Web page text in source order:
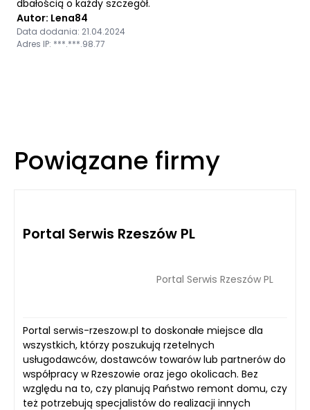
dbałością o każdy szczegół.
Autor: Lena84
Data dodania: 21.04.2024
Adres IP: ***.***.98.77
Powiązane firmy
Portal Serwis Rzeszów PL
Portal Serwis Rzeszów PL
Portal serwis-rzeszow.pl to doskonałe miejsce dla
wszystkich, którzy poszukują rzetelnych
usługodawców, dostawców towarów lub partnerów do
współpracy w Rzeszowie oraz jego okolicach. Bez
względu na to, czy planują Państwo remont domu, czy
też potrzebują specjalistów do realizacji innych